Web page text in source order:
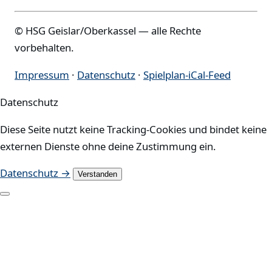
© HSG Geislar/Oberkassel — alle Rechte
vorbehalten.
Impressum · Datenschutz · Spielplan-iCal-Feed
Datenschutz
Diese Seite nutzt keine Tracking-Cookies und bindet keine
externen Dienste ohne deine Zustimmung ein.
Datenschutz →
Verstanden